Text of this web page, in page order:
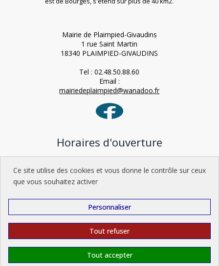
Mairie de Plaimpied-Givaudins
1 rue Saint Martin
18340 PLAIMPIED-GIVAUDINS
Tel : 02.48.50.88.60
Email :
mairiedeplaimpied@wanadoo.fr
Horaires d'ouverture
Lundi : 9h-12h / 15h-18h
Mardi : 9h-12h
Mercredi : 9h-12h / 15h-18h
Vendredi : 9h-12h / 14h-17h
Samedi : 9h-12h
Administration
Ce site utilise des cookies et vous donne le contrôle sur ceux
que vous souhaitez activer
Tout accepter
Tout refuser
Personnaliser